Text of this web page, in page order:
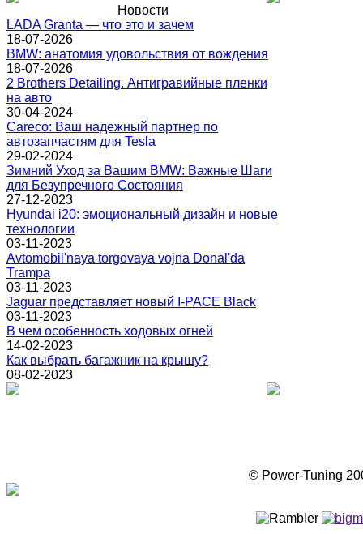
Новости
LADA Granta — что это и зачем
18-07-2026
BMW: анатомия удовольствия от вождения
18-07-2026
2 Brothers Detailing. Антигравийные пленки
на авто
30-04-2024
Careco: Ваш надежный партнер по
автозапчастям для Tesla
29-02-2024
Зимний Уход за Вашим BMW: Важные Шаги
для Безупречного Состояния
27-12-2023
Hyundai i20: эмоциональный дизайн и новые
технологии
03-11-2023
Avtomobil'naya torgovaya vojna Donal'da
Trampa
03-11-2023
Jaguar представляет новый I-PACE Black
03-11-2023
В чем особенность ходовых огней
14-02-2023
Как выбрать багажник на крышу?
08-02-2023
© Power-Tuning